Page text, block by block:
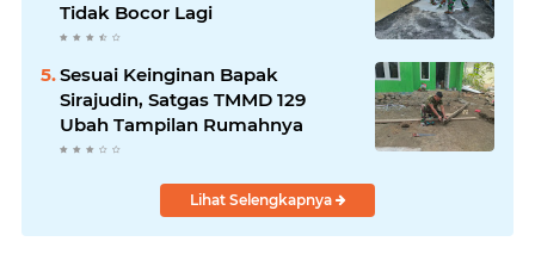
Tidak Bocor Lagi
Sesuai Keinginan Bapak
Sirajudin, Satgas TMMD 129
Ubah Tampilan Rumahnya
Lihat Selengkapnya